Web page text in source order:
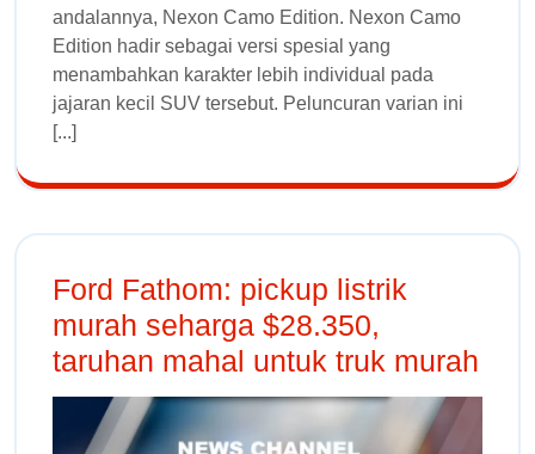
andalannya, Nexon Camo Edition. Nexon Camo
Edition hadir sebagai versi spesial yang
menambahkan karakter lebih individual pada
jajaran kecil SUV tersebut. Peluncuran varian ini
[...]
Ford Fathom: pickup listrik
murah seharga $28.350,
taruhan mahal untuk truk murah